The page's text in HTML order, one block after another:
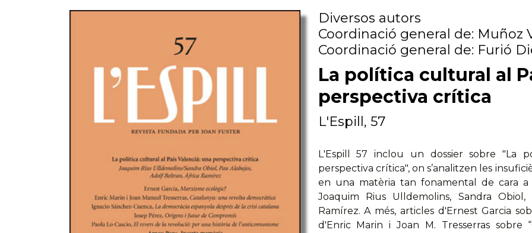
Diversos autors
Coordinació general de: Muñoz
Coordinació general de: Furió
La política cultural al
perspectiva crítica
L'Espill, 57
L'Espill 57 inclou un dossier sobre "La
perspectiva crítica", on s’analitzen les
en una matèria tan fonamental de cara a
Joaquim Rius Ulldemolins, Sandra
Ramírez. A més, articles d'Ernest Garcia
d'Enric Marin i Joan M. Tresserras sobre